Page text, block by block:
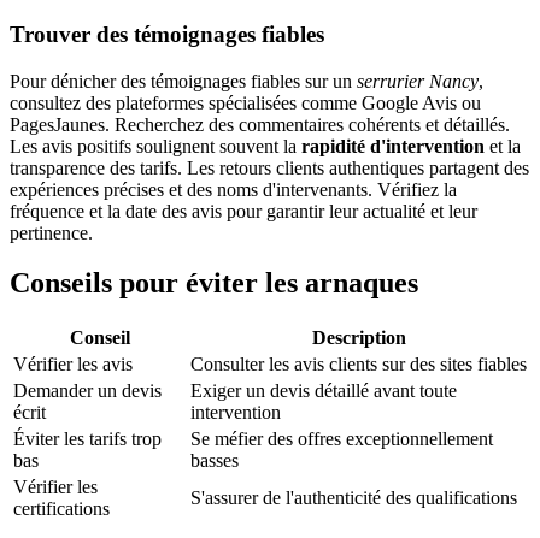
Trouver des témoignages fiables
Pour dénicher des témoignages fiables sur un serrurier Nancy,
consultez des plateformes spécialisées comme Google Avis ou
PagesJaunes. Recherchez des commentaires cohérents et détaillés.
Les avis positifs soulignent souvent la rapidité d'intervention et la
transparence des tarifs. Les retours clients authentiques partagent des
expériences précises et des noms d'intervenants. Vérifiez la
fréquence et la date des avis pour garantir leur actualité et leur
pertinence.
Conseils pour éviter les arnaques
Conseil
Description
Vérifier les avis
Consulter les avis clients sur des sites fiables
Demander un devis
écrit
Exiger un devis détaillé avant toute
intervention
Éviter les tarifs trop
bas
Se méfier des offres exceptionnellement
basses
Vérifier les
certifications
S'assurer de l'authenticité des qualifications